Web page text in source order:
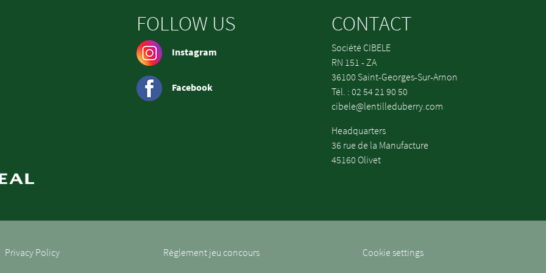
FOLLOW US
Instagram
Facebook
CONTACT
Société CIBELE
RN 151 - ZA
36100 Saint-Georges-Sur-Arnon
Tél. : 02 54 21 90 50
cibele@lentilleduberry.com
Headquarters
36 rue de la Manufacture
45160 Olivet
Privacy Policy Règlement jeu concours Cookie settings